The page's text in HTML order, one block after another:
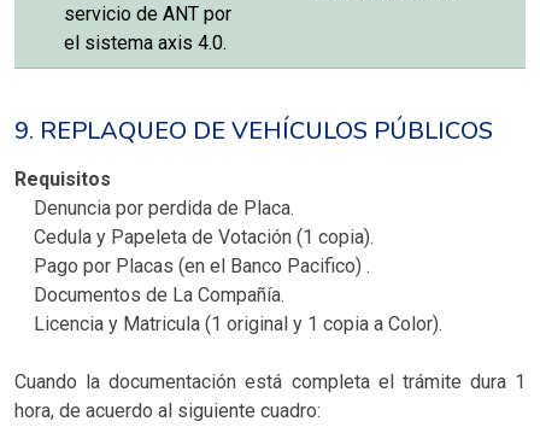
servicio de ANT por
el sistema axis 4.0.
9. REPLAQUEO DE VEHÍCULOS PÚBLICOS
Requisitos
Denuncia por perdida de Placa.
Cedula y Papeleta de Votación (1 copia).
Pago por Placas (en el Banco Pacifico) .
Documentos de La Compañía.
Licencia y Matricula (1 original y 1 copia a Color).
Cuando la documentación está completa el trámite dura 1
hora, de acuerdo al siguiente cuadro: